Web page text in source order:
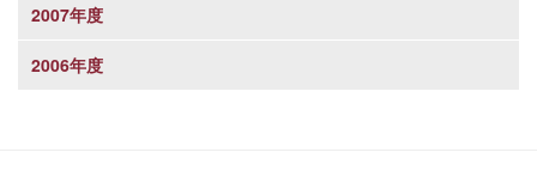
2007年度
2006年度